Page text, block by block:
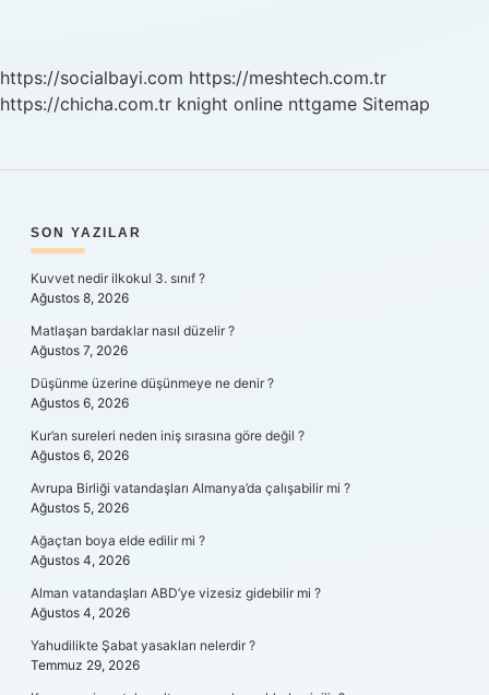
Verilmiştir
https://socialbayi.com https://meshtech.com.tr
https://chicha.com.tr knight online nttgame Sitemap
SIDEBAR
SON YAZILAR
Kuvvet nedir ilkokul 3. sınıf ?
Ağustos 8, 2026
Matlaşan bardaklar nasıl düzelir ?
Ağustos 7, 2026
Düşünme üzerine düşünmeye ne denir ?
Ağustos 6, 2026
Kur’an sureleri neden iniş sırasına göre değil ?
Ağustos 6, 2026
Avrupa Birliği vatandaşları Almanya’da çalışabilir mi ?
Ağustos 5, 2026
Ağaçtan boya elde edilir mi ?
Ağustos 4, 2026
Alman vatandaşları ABD’ye vizesiz gidebilir mi ?
Ağustos 4, 2026
Yahudilikte Şabat yasakları nelerdir ?
Temmuz 29, 2026